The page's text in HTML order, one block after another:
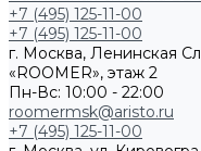
+7 (495) 125-11-00
+7 (495) 125-11-00
г. Москва, Ленинская
«ROOMER», этаж 2
Пн-Вс: 10:00 - 22:00
roomermsk@aristo.ru
+7 (495) 125-11-00